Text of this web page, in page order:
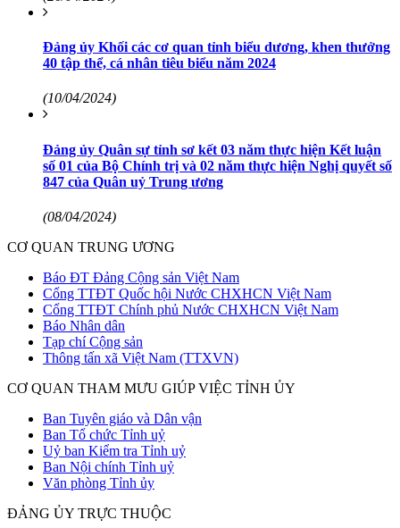
Đảng ủy Khối các cơ quan tỉnh biểu dương, khen thưởng
40 tập thể, cá nhân tiêu biểu năm 2024
(10/04/2024)
Đảng ủy Quân sự tỉnh sơ kết 03 năm thực hiện Kết luận
số 01 của Bộ Chính trị và 02 năm thực hiện Nghị quyết số
847 của Quân uỷ Trung ương
(08/04/2024)
CƠ QUAN TRUNG ƯƠNG
Báo ĐT Đảng Cộng sản Việt Nam
Cổng TTĐT Quốc hội Nước CHXHCN Việt Nam
Cổng TTĐT Chính phủ Nước CHXHCN Việt Nam
Báo Nhân dân
Tạp chí Cộng sản
Thông tấn xã Việt Nam (TTXVN)
CƠ QUAN THAM MƯU GIÚP VIỆC TỈNH ỦY
Ban Tuyên giáo và Dân vận
Ban Tổ chức Tỉnh uỷ
Uỷ ban Kiểm tra Tỉnh uỷ
Ban Nội chính Tỉnh uỷ
Văn phòng Tỉnh ủy
ĐẢNG ỦY TRỰC THUỘC